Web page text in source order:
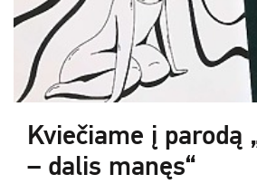
Kviečiame į parodą
– dalis manęs“